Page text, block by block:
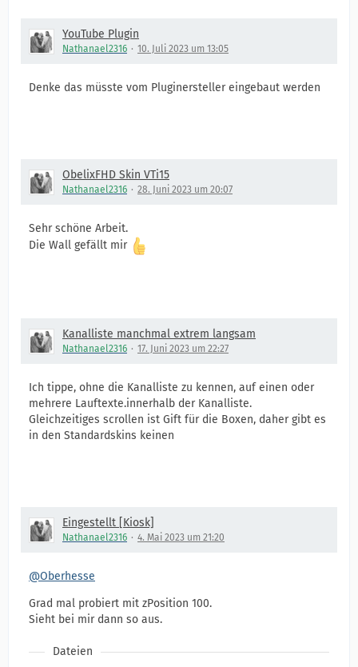
YouTube Plugin
Nathanael2316 10. Juli 2023 um 13:05
Denke das müsste vom Pluginersteller eingebaut werden
ObelixFHD Skin VTi15
Nathanael2316 28. Juni 2023 um 20:07
Sehr schöne Arbeit.
Die Wall gefällt mir
Kanalliste manchmal extrem langsam
Nathanael2316 17. Juni 2023 um 22:27
Ich tippe, ohne die Kanalliste zu kennen, auf einen oder
mehrere Lauftexte.innerhalb der Kanalliste.
Gleichzeitiges scrollen ist Gift für die Boxen, daher gibt es
in den Standardskins keinen
Eingestellt [Kiosk]
Nathanael2316 4. Mai 2023 um 21:20
@Oberhesse
Grad mal probiert mit zPosition 100.
Sieht bei mir dann so aus.
Dateien